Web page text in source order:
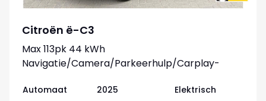
Citroën ë-C3
Max 113pk 44 kWh
Navigatie/Camera/Parkeerhulp/Carplay-
Automaat 2025 Elektrisch